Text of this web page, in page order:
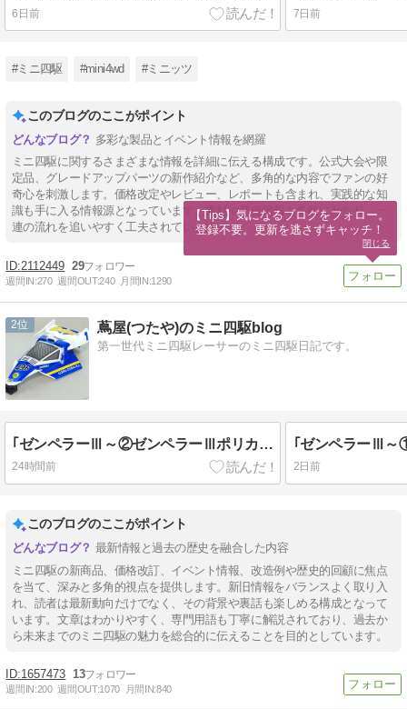
6日前 7日前
#ミニ四駆 #mini4wd #ミニッツ
このブログのここがポイント
多彩な製品とイベント情報を網羅
ミニ四駆に関するさまざまな情報を詳細に伝える構成です。公式大会や限
定品、グレードアップパーツの新作紹介など、多角的な内容でファンの好
奇心を刺激します。価格改定やレビュー、レポートも含まれ、実践的な知
識も手に入る情報源となっています。素材や発売情報も多岐にわたり、一
連の流れを追いやすく工夫されています。
2112449 29
週間IN:270 週間OUT:240 月間IN:1290
2 蔦屋(つたや)のミニ四駆blog
第一世代ミニ四駆レーサーのミニ四駆日記です。
｢ゼンペラーⅢ～②ゼンペラーⅢポリカボディとフィルムステッカーについて～｣
24時間前 2日前
このブログのここがポイント
最新情報と過去の歴史を融合した内容
ミニ四駆の新商品、価格改訂、イベント情報、改造例や歴史的回顧に焦点
を当て、深みと多角的視点を提供します。新旧情報をバランスよく取り入
れ、読者は最新動向だけでなく、その背景や裏話も楽しめる構成となって
います。文章はわかりやすく、専門用語も丁寧に解説されており、過去か
ら未来までのミニ四駆の魅力を総合的に伝えることを目的としています。
1657473 13
週間IN:200 週間OUT:1070 月間IN:840
【Tips】気になるブログをフォロー。
登録不要。更新を逃さずキャッチ！
閉じる